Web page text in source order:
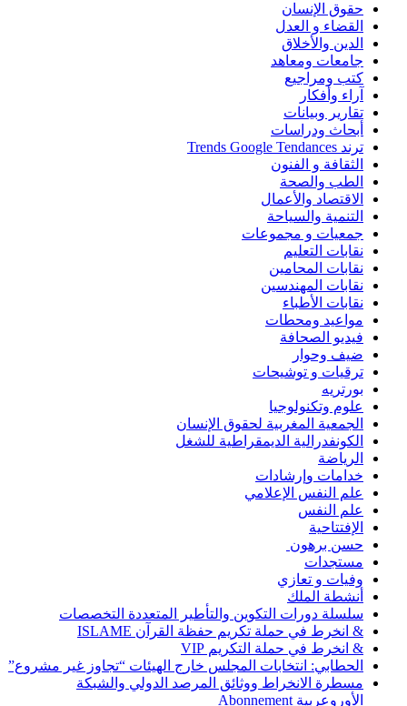
حقوق الإنسان
القضاء و العدل
الدين والأخلاق
جامعات ومعاهد
كتب ومراجيع
آراء وأفكار
تقارير وبيانات
أبحاث ودراسات
ترند Trends Google Tendances
الثقافة و الفنون
الطب والصحة
الاقتصاد والأعمال
التنمية والسياحة
جمعيات و مجموعات
نقابات التعليم
نقابات المحامين
نقابات المهندسين
نقابات الأطباء
مواعيد ومحطات
فيديو الصحافة
ضيف وحوار
ترقيات و توشيحات
بورتريه
علوم وتكنولوجيا
الجمعية المغربية لحقوق الإنسان
الكونفدرالية الديمقراطية للشغل
الرياضة
خدامات وإرشادات
علم النفس الإعلامي
علم النفس
الإفتتاحية
حسن برهون
مستجدات
وفيات و تعازي
أنشطة الملك
سلسلة دورات التكوين والتأطير المتعددة التخصصات
& انخرط في حملة تكريم حفظة القرآن ISLAME
& انخرط في حملة التكريم VIP
الحطابي: انتخابات المجلس خارج الهيئات “تجاوز غير مشروع”
مسطرة الانخراط ووثائق المرصد الدولي والشبكة
الأوروعربية Abonnement